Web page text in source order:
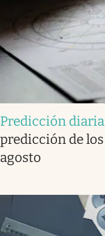
Predicción diaria
predicción de los
agosto